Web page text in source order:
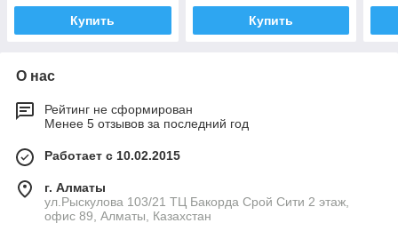
Купить Купить
О нас
Рейтинг не сформирован
Менее 5 отзывов за последний год
Работает с 10.02.2015
г. Алматы
ул.Рыскулова 103/21 ТЦ Бакорда Срой Сити 2 этаж,
офис 89, Алматы, Казахстан